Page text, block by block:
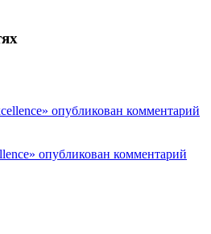
опубликован комментарий